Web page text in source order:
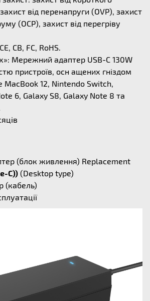
від перенапруги (OVP), захист
(OCP), захист від перегріву
CB, FC, RoHS.
Мережний адаптер USB-C 130W
пристроїв, осн ащених гніздом
MacBook 12, Nintendo Switch,
6, Galaxy S8, Galaxy Note 8 та
(блок живлення) Replacement
C)) (Desktop type)
(кабель)